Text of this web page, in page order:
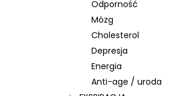
Odporność
Mózg
Cholesterol
Depresja
Energia
Anti-age / uroda